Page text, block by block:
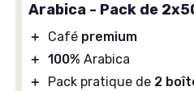
Arabica - Pack de
＋ Café premium
＋ 100% Arabica
＋
Pack pratique de 2